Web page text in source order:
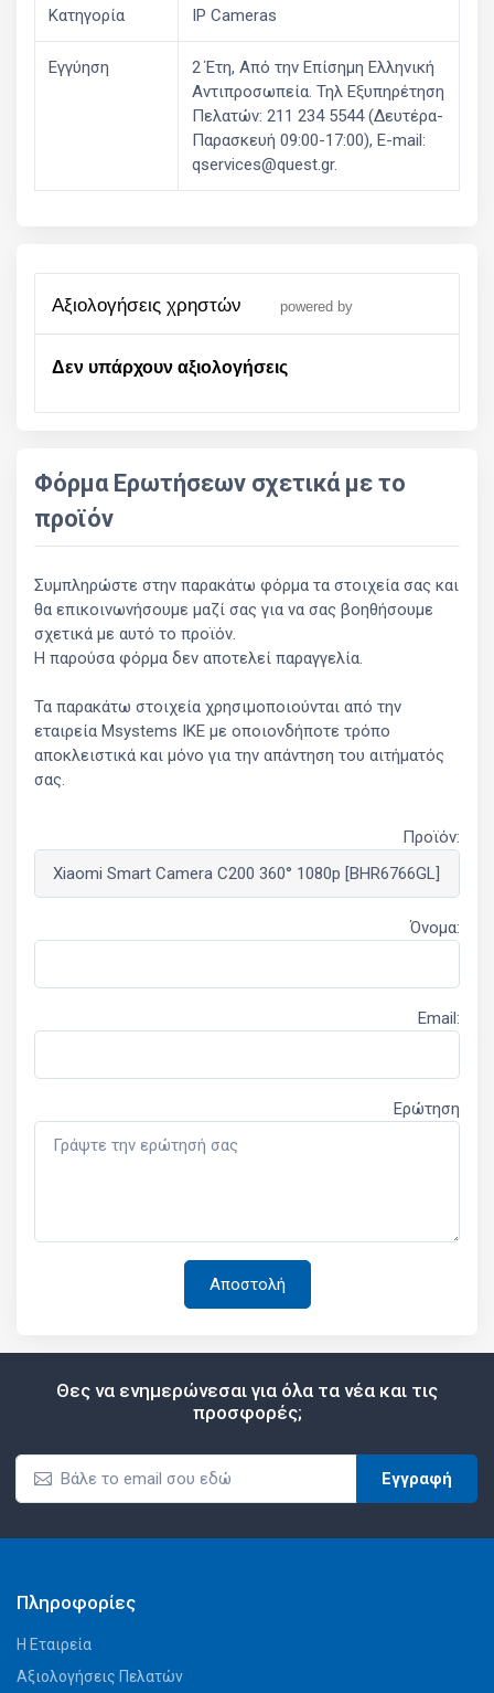
Κατηγορία IP Cameras
Εγγύηση
2 Έτη, Από την Επίσημη Ελληνική
Aντιπροσωπεία. Τηλ Εξυπηρέτηση
Πελατών: 211 234 5544 (Δευτέρα-
Παρασκευή 09:00-17:00), E-mail:
qservices@quest.gr.
αξιολογήσεις χρηστών powered by
Δεν υπάρχουν αξιολογήσεις
Φόρμα Ερωτήσεων σχετικά με το
προϊόν
Συμπληρώστε στην παρακάτω φόρμα τα στοιχεία σας και
θα επικοινωνήσουμε μαζί σας για να σας βοηθήσουμε
σχετικά με αυτό το προϊόν.
Η παρούσα φόρμα δεν αποτελεί παραγγελία.
Τα παρακάτω στοιχεία χρησιμοποιούνται από την
εταιρεία Msystems ΙΚΕ με οποιονδήποτε τρόπο
αποκλειστικά και μόνο για την απάντηση του αιτήματός
σας.
Προϊόν:
Όνομα:
Email:
Ερώτηση
Θες να ενημερώνεσαι για όλα τα νέα και τις
προσφορές;
Εγγραφή
Πληροφορίες
Η Εταιρεία
Αξιολογήσεις Πελατών